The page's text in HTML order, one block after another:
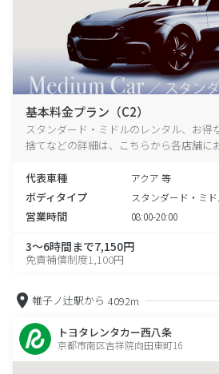
基本料金プラン（C2）
スタンダード・ミドルのレンタル、お得
捨てなどの詳細は、こちらから各店舗に
代表車種 アクア 等
ボディタイプ スタンダード・ミド
営業時間 08:00-20:00
3～6時間まで7,150円
免責補償制度1,100円
帷子ノ辻駅から 4092m
トヨタレンタカー西八条
京都市南区吉祥院向田東町16